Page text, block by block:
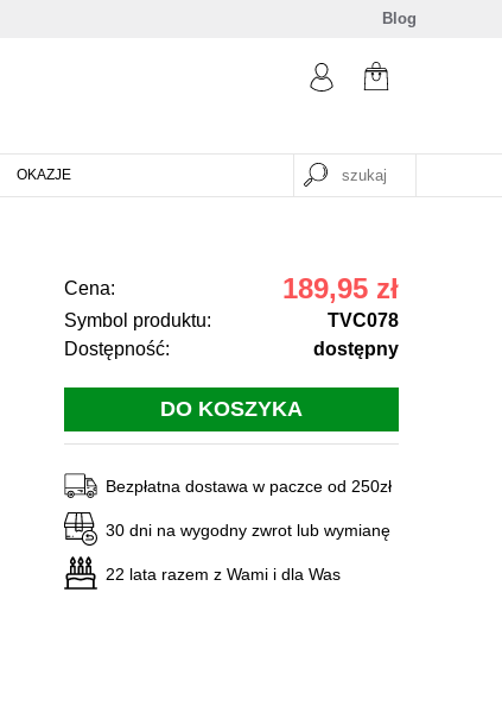
Blog
OKAZJE
Cena: 189,95 zł
Symbol produktu:
TVC078
Dostępność:
dostępny
Bezpłatna dostawa w paczce od 250zł
30 dni na wygodny zwrot lub wymianę
22 lata razem z Wami i dla Was